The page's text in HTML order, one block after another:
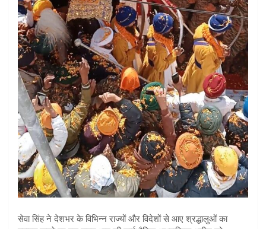
सेवा सिंह ने देशभर के विभिन्न राज्यों और विदेशों से आए श्रद्धालुओं का